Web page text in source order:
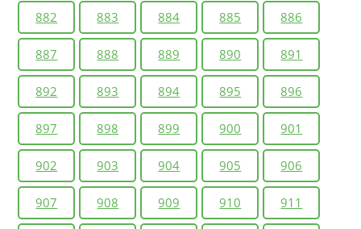
882 883 884 885 886
887 888 889 890 891
892 893 894 895 896
897 898 899 900 901
902 903 904 905 906
907 908 909 910 911